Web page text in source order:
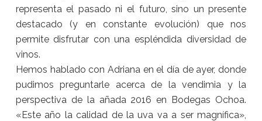
representa el pasado ni el futuro, sino un presente
destacado (y en constante evolución) que nos
permite disfrutar con una espléndida diversidad de
vinos.
Hemos hablado con Adriana en el día de ayer, donde
pudimos preguntarle acerca de la vendimia y la
perspectiva de la añada 2016 en Bodegas Ochoa.
«Este año la calidad de la uva va a ser magnífica»,